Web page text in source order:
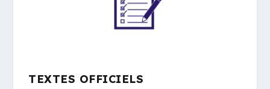
TEXTES OFFICIELS